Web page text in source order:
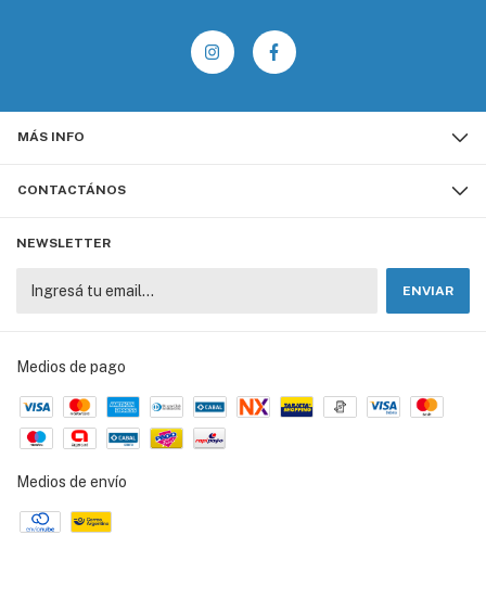
MÁS INFO
CONTACTÁNOS
NEWSLETTER
Medios de pago
Medios de envío